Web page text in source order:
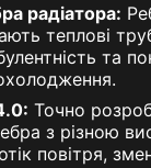
радіатора:
теплові
та
Точно
з різною
повітря,